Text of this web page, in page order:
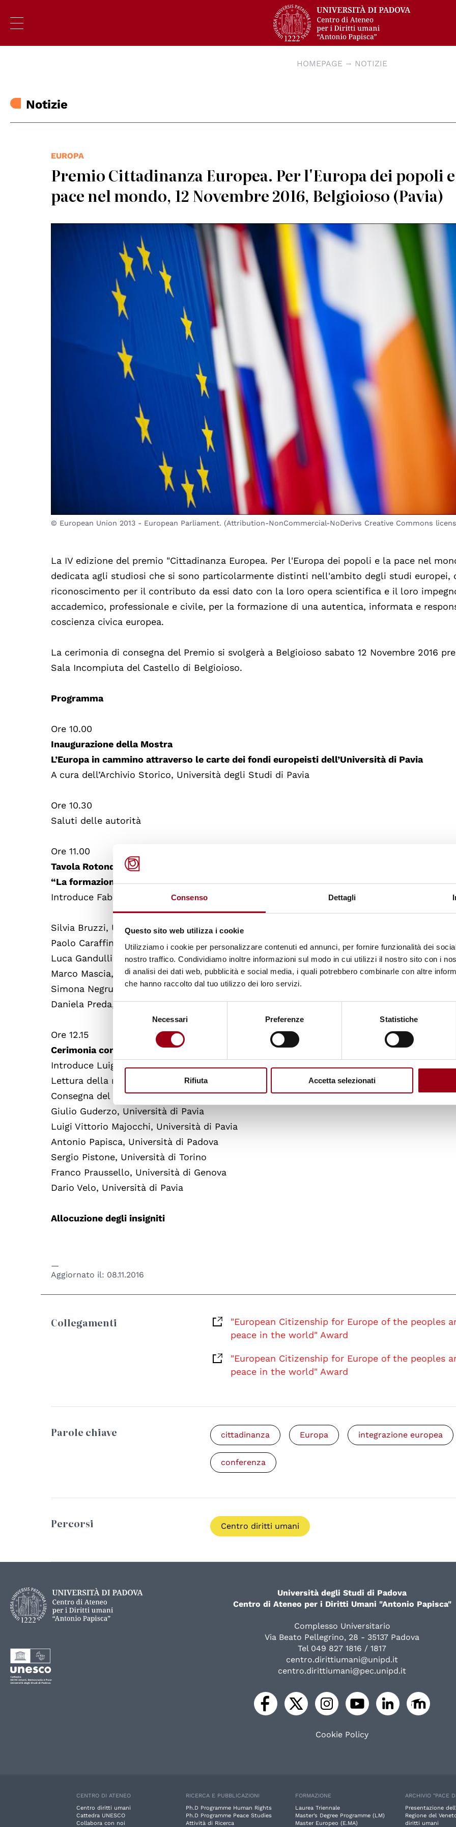
Consenso Dettagli
Questo sito web utilizza i cookie
Utilizziamo i cookie per personalizzare contenuti ed annunci, per fornire funzionalità dei
nostro traffico. Condividiamo inoltre informazioni sul modo in cui utilizzi il nostro sito con i
di analisi dei dati web, pubblicità e social media, i quali potrebbero combinarle con altre
che hanno raccolto dal tuo utilizzo dei loro servizi.
Selezione
Necessari Preferenze Statistiche
Rifiuta Accetta selezionati
HOMEPAGE NOTIZIE
Notizie
EUROPA
Premio Cittadinanza Europea. Per l'Europa dei popoli
pace nel mondo, 12 Novembre 2016, Belgioioso (Pavia)
© European Union 2013 - European Parliament. (Attribution-NonCommercial-NoDerivs Creative Commons
La IV edizione del premio "Cittadinanza Europea. Per l'Europa dei popoli e la pace nel
dedicata agli studiosi che si sono particolarmente distinti nell'ambito degli studi europei,
riconoscimento per il contributo da essi dato con la loro opera scientifica e il loro
accademico, professionale e civile, per la formazione di una autentica, informata e
coscienza civica europea.
La cerimonia di consegna del Premio si svolgerà a Belgioioso sabato 12 Novembre 2016
Sala Incompiuta del Castello di Belgioioso.
Programma
Ore 10.00
Inaugurazione della Mostra
L’Europa in cammino attraverso le carte dei fondi europeisti dell’Università di Pavia
A cura dell’Archivio Storico, Università degli Studi di Pavia
Ore 10.30
Saluti delle autorità
Ore 11.00
Tavola Rotonda
“La formazione di una coscienza civica europea”
Introduce Fabio Zucca, Università dell’Insubria
Silvia Bruzzi, Università di Genova
Paolo Caraffini, Università di Torino
Luca Gandullia, Università di Genova
Marco Mascia, Università di Padova
Simona Negruzzo, Università di Bologna
Daniela Preda, Università di Genova
Ore 12.15
Cerimonia consegna del Premio
Introduce Luigi Moccia, Università Roma Tre
Lettura della motivazione
Consegna del Premio agli insigniti
Giulio Guderzo, Università di Pavia
Luigi Vittorio Majocchi, Università di Pavia
Antonio Papisca, Università di Padova
Sergio Pistone, Università di Torino
Franco Praussello, Università di Genova
Dario Velo, Università di Pavia
Allocuzione degli insigniti
Aggiornato il: 08.11.2016
Collegamenti
"European Citizenship for Europe of the peoples
peace in the world" Award
"European Citizenship for Europe of the peoples
peace in the world" Award
Parole chiave cittadinanza Europa integrazione europea
conferenza
Percorsi Centro diritti umani
Università degli Studi di Padova
Centro di Ateneo per i Diritti Umani "Antonio Papisca"
Complesso Universitario
Via Beato Pellegrino, 28 - 35137 Padova
Tel 049 827 1816 / 1817
centro.dirittiumani@unipd.it
centro.dirittiumani@pec.unipd.it
Cookie Policy
CENTRO DI ATENEO
Centro diritti umani
Cattedra UNESCO
Collabora con noi
RICERCA E PUBBLICAZIONI
Ph.D Programme Human Rights
Ph.D Programme Peace Studies
Attività di Ricerca
FORMAZIONE
Laurea Triennale
Master’s Degree Programme (LM)
Master Europeo (E.MA)
ARCHIVIO "PACE
Presentazione
Regione del
diritti umani